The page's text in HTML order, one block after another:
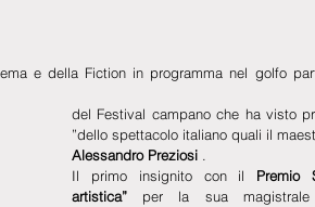
e della Fiction in programma nel golfo
del Festival campano che ha visto
”dello spettacolo italiano quali il
Alessandro Preziosi
Il primo insignito con il Premio
artistica” per la sua magistrale